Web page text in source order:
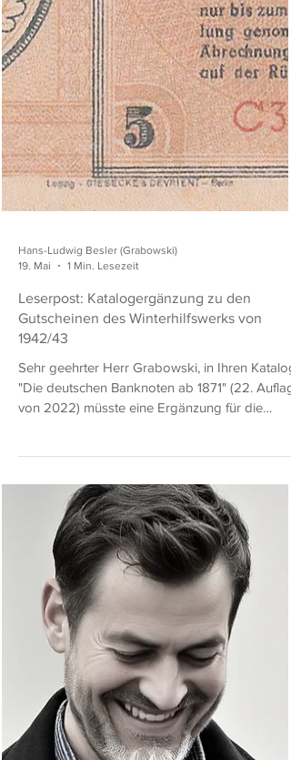
Hans-Ludwig Besler (Grabowski)
1 Min. Lesezeit
Leserpost: Katalogergänzung zu den
Gutscheinen des Winterhilfswerks von
1942/43
Sehr geehrter Herr Grabowski, in Ihren Katalog
"Die deutschen Banknoten ab 1871" (22.
von 2022) müsste eine Ergänzung für die
nächste Auflage vorgesehen werden. Diese
betrifft den unter WHW-38 aufgeführten
Gutschein des Winterhilfswerks zu 5